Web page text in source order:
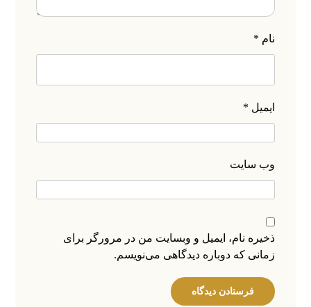
نام *
ایمیل *
وب‌ سایت
ذخیره نام، ایمیل و وبسایت من در مرورگر برای
زمانی که دوباره دیدگاهی می‌نویسم.